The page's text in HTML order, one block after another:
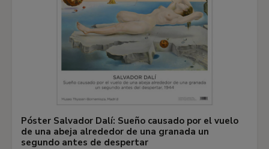
Póster Salvador Dalí: Sueño causado por el vuelo
de una abeja alrededor de una granada un
segundo antes de despertar